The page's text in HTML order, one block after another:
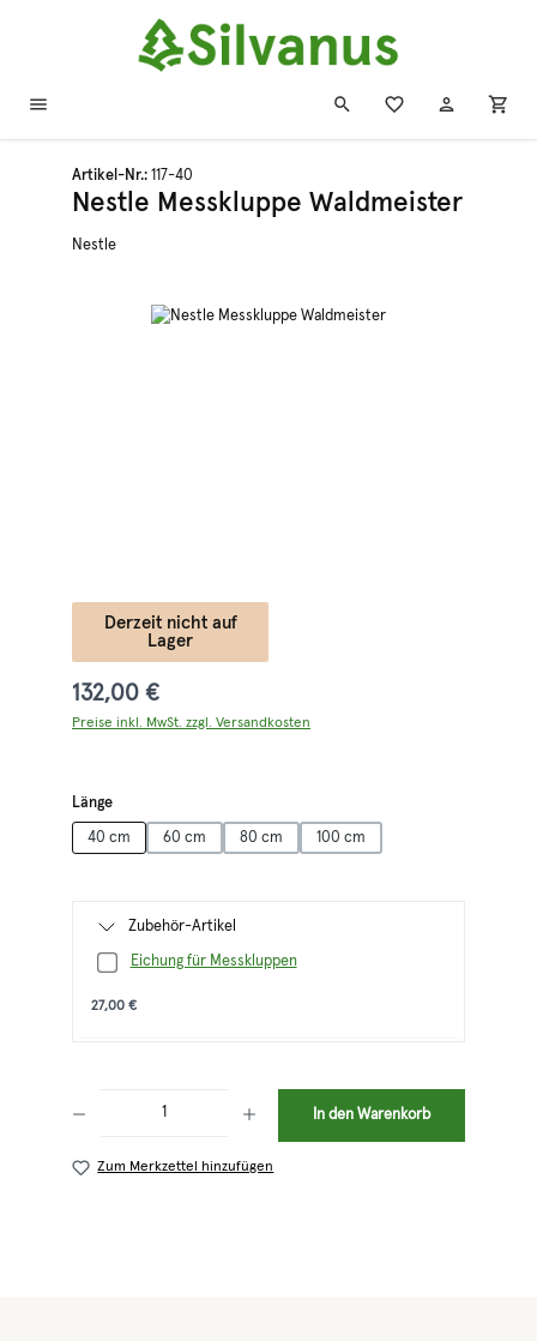
Zum Hauptinhalt springen
Artikel-Nr.: 117-40
Nestle Messkluppe Waldmeister
Nestle
Bildergalerie überspringen
Derzeit nicht auf
Lager
132,00 €
Preise inkl. MwSt. zzgl. Versandkosten
Längeauswählen
40 cm 60 cm 80 cm 100 cm
Zubehör-Artikel
Eichung für Messkluppen
27,00 €
In den Warenkorb
Zum Merkzettel hinzufügen